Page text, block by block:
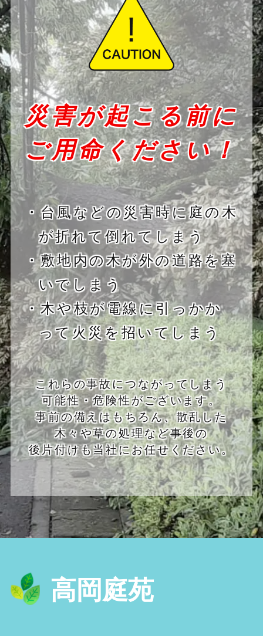
災害が起こる前に
ご用命ください！
・台風などの災害時に庭の木
が折れて倒れてしまう
・敷地内の木が外の道路を塞
いでしまう
・木や枝が電線に引っかか
って火災を招いてしまう
これらの事故につながってしまう
可能性・危険性がございます。
事前の備えはもちろん、散乱した
木々や草の処理など事後の
後片付けも当社にお任せください。
高岡庭苑